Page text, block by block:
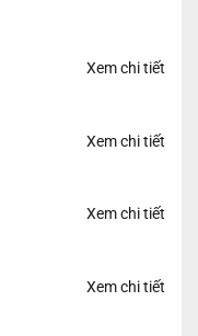
Xem chi tiết
Xem chi tiết
Xem chi tiết
Xem chi tiết